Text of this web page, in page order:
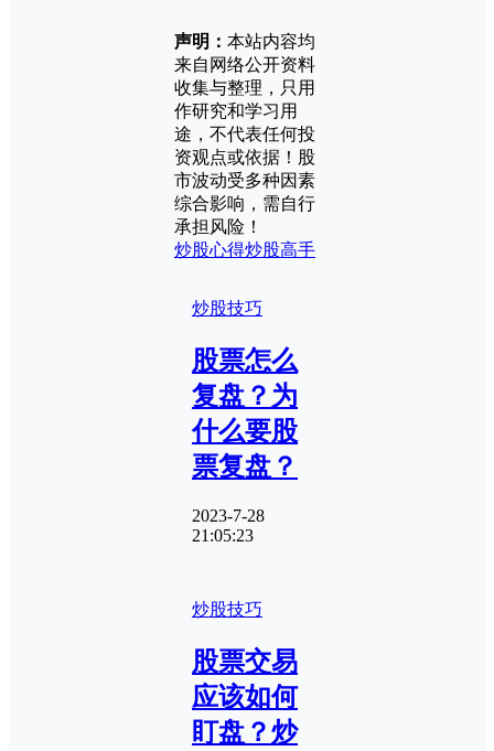
声明： 本站内容均
来自网络公开资料
收集与整理，只用
作研究和学习用
途，不代表任何投
资观点或依据！股
市波动受多种因素
综合影响，需自行
承担风险！
炒股心得炒股高手
炒股技巧
股票怎么
复盘？为
什么要股
票复盘？
2023-7-28
21:05:23
炒股技巧
股票交易
应该如何
盯盘？炒